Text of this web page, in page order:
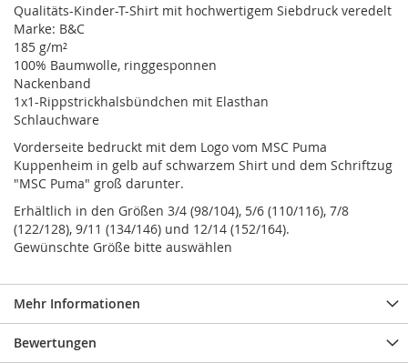
Qualitäts-Kinder-T-Shirt mit hochwertigem Siebdruck veredelt
Marke: B&C
185 g/m²
100% Baumwolle, ringgesponnen
Nackenband
1x1-Rippstrickhalsbündchen mit Elasthan
Schlauchware
Vorderseite bedruckt mit dem Logo vom MSC Puma
Kuppenheim in gelb auf schwarzem Shirt und dem Schriftzug
"MSC Puma" groß darunter.
Erhältlich in den Größen 3/4 (98/104), 5/6 (110/116), 7/8
(122/128), 9/11 (134/146) und 12/14 (152/164).
Gewünschte Größe bitte auswählen
Mehr Informationen
Bewertungen